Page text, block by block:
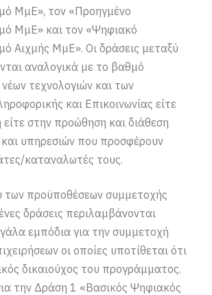
ΜμΕ», τον «Προηγμένο
ΜμΕ» και τον «Ψηφιακό
Αιχμής ΜμΕ». Οι δράσεις μεταξύ
αναλογικά με το βαθμό
τεχνολογιών και των
και Επικοινωνίας είτε
στην προώθηση και διάθεση
υπηρεσιών που προσφέρουν
καταναλωτές τους.
των προϋποθέσεων συμμετοχής
δράσεις περιλαμβάνονται
εμπόδια για την συμμετοχή
οι οποίες υποτίθεται ότι
δικαιούχος του προγράμματος.
την Δράση 1 «Βασικός Ψηφιακός